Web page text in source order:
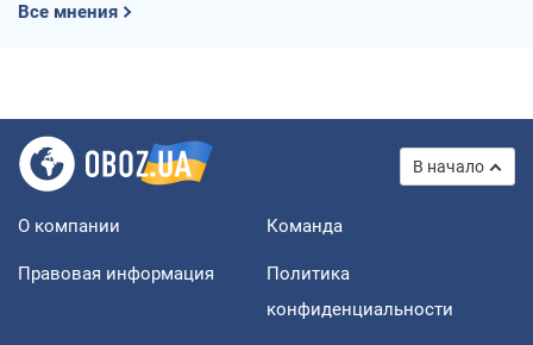
Все мнения
В начало
О компании Команда
Правовая информация
Политика
конфиденциальности